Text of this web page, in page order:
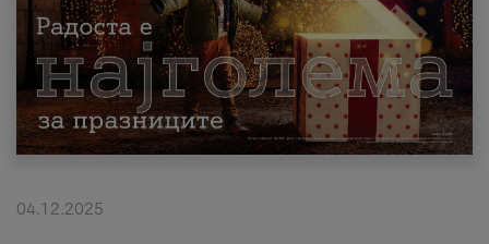
МК EN SQ
Приватни Деловни
Поддршка
Надополни кредит
04.12.2025